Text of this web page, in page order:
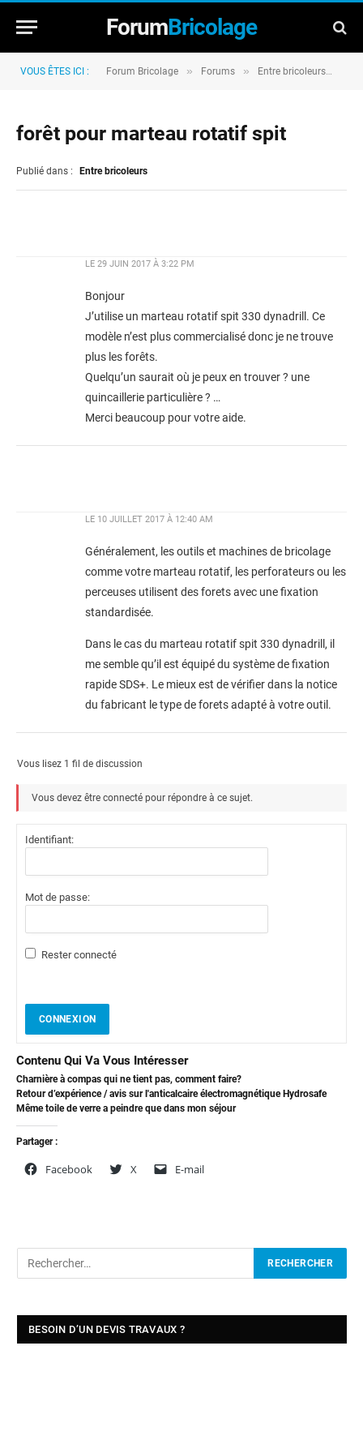
ForumBricolage
VOUS ÊTES ICI : Forum Bricolage » Forums » Entre bricoleurs
forêt pour marteau rotatif spit
Publié dans : Entre bricoleurs
LE 29 JUIN 2017 À 3:22 PM
Bonjour
J’utilise un marteau rotatif spit 330 dynadrill. Ce
modèle n’est plus commercialisé donc je ne trouve
plus les forêts.
Quelqu’un saurait où je peux en trouver ? une
quincaillerie particulière ? …
Merci beaucoup pour votre aide.
LE 10 JUILLET 2017 À 12:40 AM
Généralement, les outils et machines de bricolage
comme votre marteau rotatif, les perforateurs ou les
perceuses utilisent des forets avec une fixation
standardisée.
Dans le cas du marteau rotatif spit 330 dynadrill, il
me semble qu’il est équipé du système de fixation
rapide SDS+. Le mieux est de vérifier dans la notice
du fabricant le type de forets adapté à votre outil.
Vous lisez 1 fil de discussion
Vous devez être connecté pour répondre à ce sujet.
Identifiant:
Mot de passe:
Rester connecté
CONNEXION
Contenu Qui Va Vous Intéresser
Charnière à compas qui ne tient pas, comment faire?
Retour d’expérience / avis sur l'anticalcaire électromagnétique Hydrosafe
Même toile de verre a peindre que dans mon séjour
Partager :
Facebook X E-mail
BESOIN D’UN DEVIS TRAVAUX ?